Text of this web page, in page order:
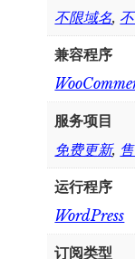
不限域名,
兼容程序
服务项目
免费更新,
运行程序
WordPress
订阅类型